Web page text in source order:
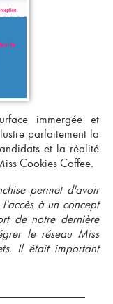
immergée et
parfaitement la
et la réalité
Cookies Coffee.
permet d'avoir
à un concept
de notre dernière
le réseau Miss
Il était important